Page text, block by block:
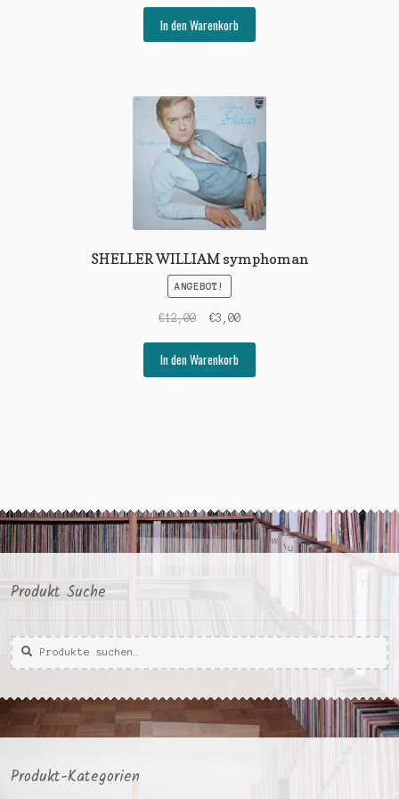
war:
€9,00
ist:
€3,00.
In den Warenkorb
SHELLER WILLIAM symphoman
ANGEBOT!
€12,00
Ursprünglicher
war:
€12,00
€3,00Aktueller
€3,00.
In den Warenkorb
Produkt Suche
Suche
nach:
Suche
Produkt-Kategorien